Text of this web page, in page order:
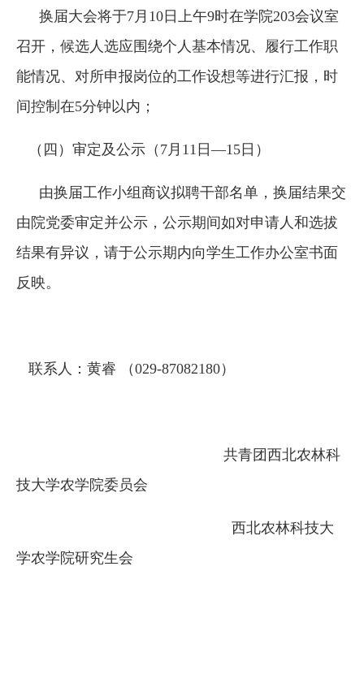
换届大会将于7月10日上午9时在学院203会议室
召开，候选人选应围绕个人基本情况、履行工作职
能情况、对所申报岗位的工作设想等进行汇报，时
间控制在5分钟以内；
（四）审定及公示（7月11日—15日）
由换届工作小组商议拟聘干部名单，换届结果交
由院党委审定并公示，公示期间如对申请人和选拔
结果有异议，请于公示期内向学生工作办公室书面
反映。
联系人：黄睿 （029-87082180）
共青团西北农林科
技大学农学院委员会
西北农林科技大
学农学院研究生会